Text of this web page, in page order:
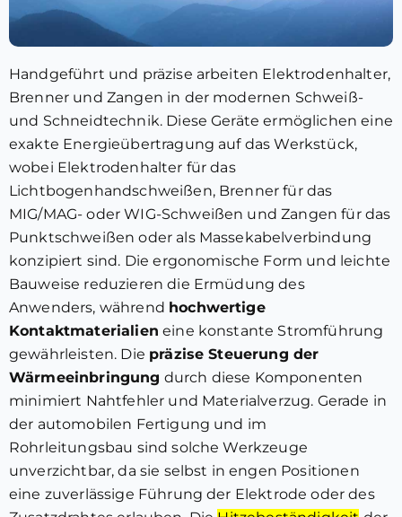
Handgeführt und präzise arbeiten Elektrodenhalter,
Brenner und Zangen in der modernen Schweiß-
und Schneidtechnik. Diese Geräte ermöglichen eine
exakte Energieübertragung auf das Werkstück,
wobei Elektrodenhalter für das
Lichtbogenhandschweißen, Brenner für das
MIG/MAG- oder WIG-Schweißen und Zangen für das
Punktschweißen oder als Massekabelverbindung
konzipiert sind. Die ergonomische Form und leichte
Bauweise reduzieren die Ermüdung des
Anwenders, während hochwertige
Kontaktmaterialien eine konstante Stromführung
gewährleisten. Die präzise Steuerung der
Wärmeeinbringung durch diese Komponenten
minimiert Nahtfehler und Materialverzug. Gerade in
der automobilen Fertigung und im
Rohrleitungsbau sind solche Werkzeuge
unverzichtbar, da sie selbst in engen Positionen
eine zuverlässige Führung der Elektrode oder des